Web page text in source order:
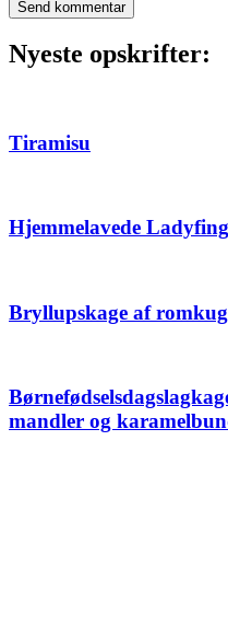
Nyeste opskrifter:
Tiramisu
Hjemmelavede
Bryllupskage af
mandler og